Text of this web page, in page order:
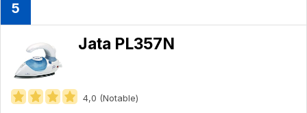
5
Jata PL357N
4,0 (Notable)